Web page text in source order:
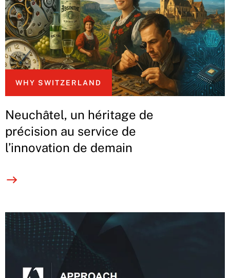
WHY SWITZERLAND
Neuchâtel, un héritage de
précision au service de
l’innovation de demain